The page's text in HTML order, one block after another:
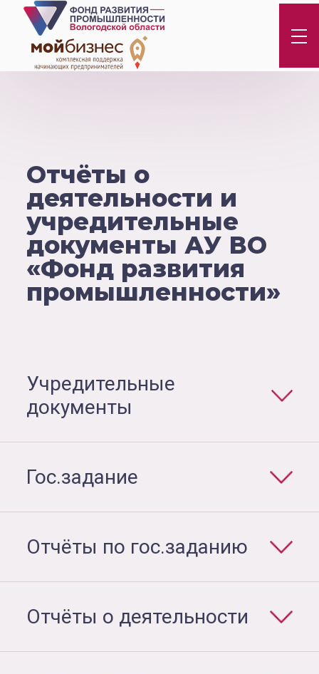
Отчёты о
деятельности и
учредительные
документы АУ ВО
«Фонд развития
промышленности»
Учредительные
документы
Гос.задание
Отчёты по гос.заданию
Отчёты о деятельности